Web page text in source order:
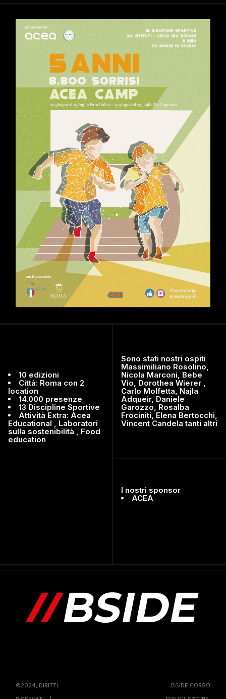
10 edizioni
Città: Roma con 2
location
14.000 presenze
13 Discipline Sportive
Attività Extra: Acea
Educational , Laboratori
sulla sostenibilità , Food
education
Sono stati nostri ospiti
Massimiliano Rosolino,
Nicola Marconi, Bebe
Vio, Dorothea Wierer ,
Carlo Molfetta, Najla
Adqueir, Daniele
Garozzo, Rosalba
Frociniti, Elena Bertocchi,
Vincent Candela tanti altri
I nostri sponsor
ACEA
©2024, DIRITTI
BSIDE CORSO